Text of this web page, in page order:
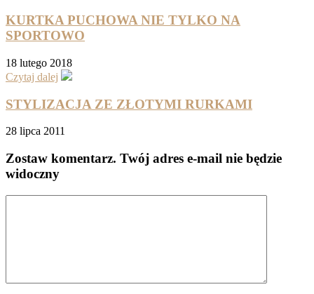
KURTKA PUCHOWA NIE TYLKO NA
SPORTOWO
18 lutego 2018
Czytaj dalej
STYLIZACJA ZE ZŁOTYMI RURKAMI
28 lipca 2011
Zostaw komentarz. Twój adres e-mail nie będzie
widoczny